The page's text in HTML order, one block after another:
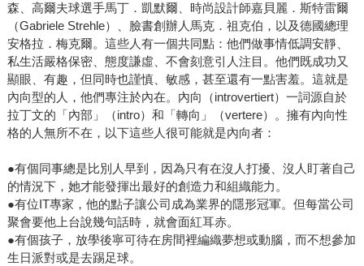
森、高爾夫球選手馬丁．凱默爾、時尚設計師嘉貝麗．斯特雷爾
（Gabriele Strehle）、臉書創辦人馬克．祖克伯，以及德國總理
安格拉．梅克爾。這些人有一個共同點：他們做事情低調安靜、
私生活嚴格保密、態度謙虛、不會刻意引人注目。他們既成功又
顯眼、有趣，但同時也謹慎、敏感，甚至還有一點害羞。這就是
內向型的人，他們專注於內在。內向（introvertiert）一詞源自於
拉丁文的「內部」（intro）和「轉向」（vertere）。擁有內向性
格的人無所不在，以下這些人很可能就是內向者：
●有個同事總是比別人早到，因為只有在沒人打擾、沒人盯著自己
的情況下，她才能發揮出最好的創造力和組織能力。
●有位IT專家，他的點子讓公司成為業界的隱形冠軍。但每當公司
聚會要他上台說幾句話時，就會面紅耳赤。
●有個孩子，放學後寧可待在房間裡編織夢想或動腦，而不想參加
生日派對或是去踢足球。